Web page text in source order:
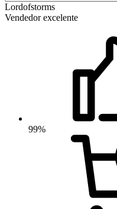
Lordofstorms
Vendedor excelente
99%